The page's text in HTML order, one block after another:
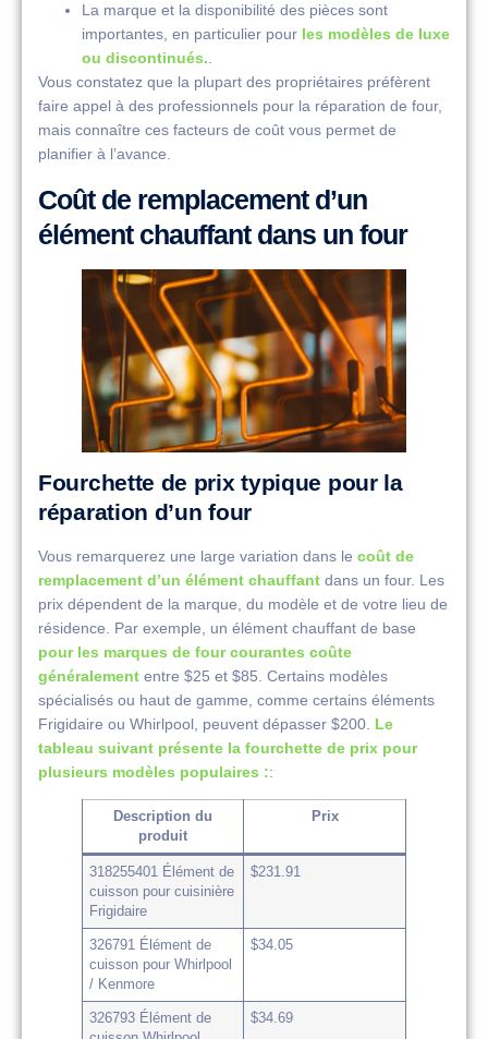
La marque et la disponibilité des pièces sont
importantes, en particulier pour les modèles de luxe
ou discontinués..
Vous constatez que la plupart des propriétaires préfèrent
faire appel à des professionnels pour la réparation de four,
mais connaître ces facteurs de coût vous permet de
planifier à l’avance.
Coût de remplacement d’un
élément chauffant dans un four
Fourchette de prix typique pour la
réparation d’un four
Vous remarquerez une large variation dans le coût de
remplacement d’un élément chauffant dans un four. Les
prix dépendent de la marque, du modèle et de votre lieu de
résidence. Par exemple, un élément chauffant de base
pour les marques de four courantes coûte
généralement entre $25 et $85. Certains modèles
spécialisés ou haut de gamme, comme certains éléments
Frigidaire ou Whirlpool, peuvent dépasser $200. Le
tableau suivant présente la fourchette de prix pour
plusieurs modèles populaires ::
Description du
produit
Prix
318255401 Élément de
cuisson pour cuisinière
Frigidaire
$231.91
326791 Élément de
cuisson pour Whirlpool
/ Kenmore
$34.05
326793 Élément de
$34.69